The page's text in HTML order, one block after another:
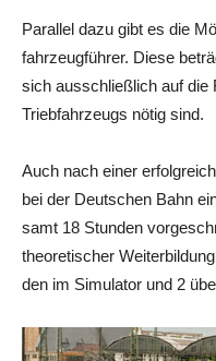
Par­al­lel dazu gibt es die
fahr­zeug­füh­rer. Die­se
sich aus­schließ­lich auf die
Trieb­fahr­zeugs nötig sind.
Auch nach einer
bei der Deut­schen Bahn
samt 18 Stun­den
theo­re­ti­scher
den im Simu­la­tor und 2